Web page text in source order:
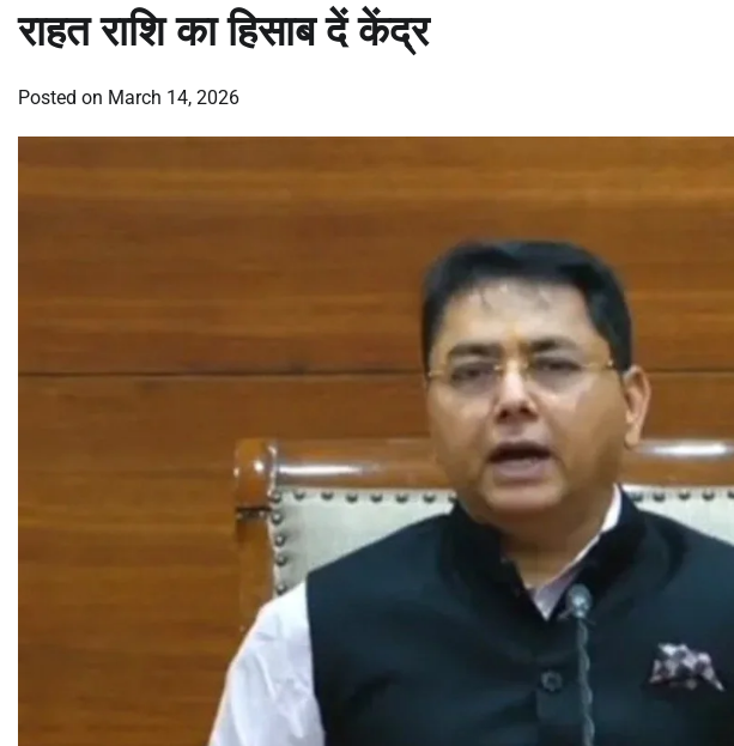
राहत राशि का हिसाब दें केंद्र
Posted on March 14, 2026